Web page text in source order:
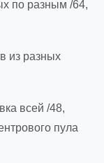
по разным /64,
из разных
всей /48,
пула